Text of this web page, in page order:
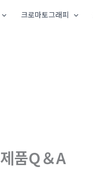
크로마토그래피
제품Q＆A